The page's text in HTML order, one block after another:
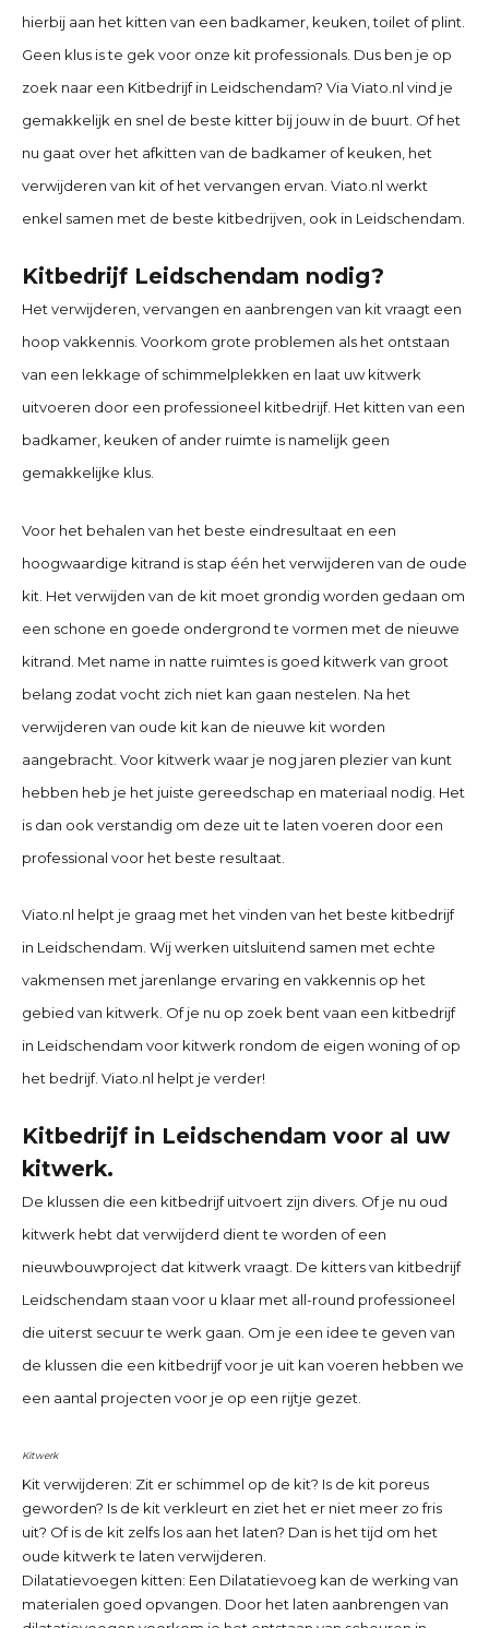
hierbij aan het kitten van een badkamer, keuken, toilet of plint.
Geen klus is te gek voor onze kit professionals. Dus ben je op
zoek naar een Kitbedrijf in Leidschendam? Via Viato.nl vind je
gemakkelijk en snel de beste kitter bij jouw in de buurt. Of het
nu gaat over het afkitten van de badkamer of keuken, het
verwijderen van kit of het vervangen ervan. Viato.nl werkt
enkel samen met de beste kitbedrijven, ook in Leidschendam
Kitbedrijf Leidschendam nodig?
Het verwijderen, vervangen en aanbrengen van kit vraagt een
hoop vakkennis. Voorkom grote problemen als het ontstaan
van een lekkage of schimmelplekken en laat uw kitwerk
uitvoeren door een professioneel kitbedrijf. Het kitten van een
badkamer, keuken of ander ruimte is namelijk geen
gemakkelijke klus.
Voor het behalen van het beste eindresultaat en een
hoogwaardige kitrand is stap één het verwijderen van de oude
kit. Het verwijden van de kit moet grondig worden gedaan om
een schone en goede ondergrond te vormen met de nieuwe
kitrand. Met name in natte ruimtes is goed kitwerk van groot
belang zodat vocht zich niet kan gaan nestelen. Na het
verwijderen van oude kit kan de nieuwe kit worden
aangebracht. Voor kitwerk waar je nog jaren plezier van kunt
hebben heb je het juiste gereedschap en materiaal nodig. Het
is dan ook verstandig om deze uit te laten voeren door een
professional voor het beste resultaat.
Viato.nl helpt je graag met het vinden van het beste kitbedrijf
in Leidschendam. Wij werken uitsluitend samen met echte
vakmensen met jarenlange ervaring en vakkennis op het
gebied van kitwerk. Of je nu op zoek bent vaan een kitbedrijf
in Leidschendam voor kitwerk rondom de eigen woning of op
het bedrijf. Viato.nl helpt je verder!
Kitbedrijf in Leidschendam voor al uw
kitwerk.
De klussen die een kitbedrijf uitvoert zijn divers. Of je nu oud
kitwerk hebt dat verwijderd dient te worden of een
nieuwbouwproject dat kitwerk vraagt. De kitters van kitbedrijf
Leidschendam staan voor u klaar met all-round professioneel
die uiterst secuur te werk gaan. Om je een idee te geven van
de klussen die een kitbedrijf voor je uit kan voeren hebben we
een aantal projecten voor je op een rijtje gezet.
Kitwerk
Kit verwijderen: Zit er schimmel op de kit? Is de kit poreus
geworden? Is de kit verkleurt en ziet het er niet meer zo fris
uit? Of is de kit zelfs los aan het laten? Dan is het tijd om het
oude kitwerk te laten verwijderen.
Dilatatievoegen kitten: Een Dilatatievoeg kan de werking van
materialen goed opvangen. Door het laten aanbrengen van